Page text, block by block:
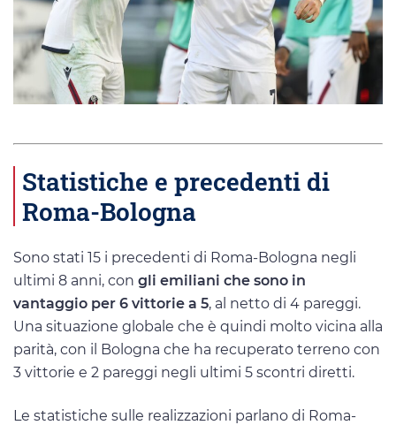
Statistiche e precedenti di
Roma-Bologna
Sono stati 15 i precedenti di Roma-Bologna negli
ultimi 8 anni, con gli emiliani che sono in
vantaggio per 6 vittorie a 5, al netto di 4 pareggi.
Una situazione globale che è quindi molto vicina alla
parità, con il Bologna che ha recuperato terreno con
3 vittorie e 2 pareggi negli ultimi 5 scontri diretti.
Le statistiche sulle realizzazioni parlano di Roma-